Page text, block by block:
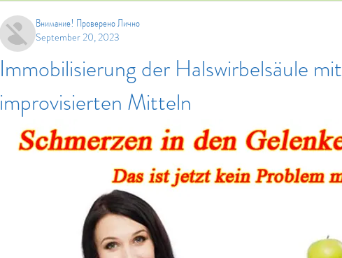
Внимание! Проверено Лично
September 20, 2023
Immobilisierung der Halswirbelsäule mit
improvisierten Mitteln